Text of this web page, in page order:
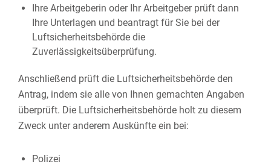
Ihre Arbeitgeberin oder Ihr Arbeitgeber prüft dann
Ihre Unterlagen und beantragt für Sie bei der
Luftsicherheitsbehörde die
Zuverlässigkeitsüberprüfung.
Anschließend prüft die Luftsicherheitsbehörde den
Antrag, indem sie alle von Ihnen gemachten Angaben
überprüft. Die Luftsicherheitsbehörde holt zu diesem
Zweck unter anderem Auskünfte ein bei:
Polizei